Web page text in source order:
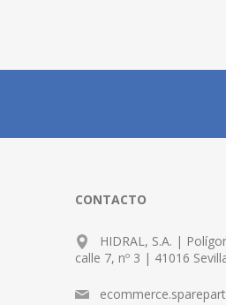
CONTACTO
HIDRAL, S.A. |
calle 7, nº 3 | 41016